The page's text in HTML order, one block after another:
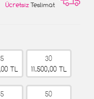
Ücretsiz Teslimat
TL
30
11.500,00 TL
50